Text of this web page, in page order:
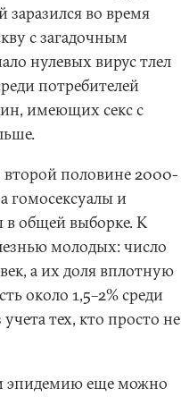
заразился во время
с загадочным
нулевых вирус тлел
потребителей
имеющих секс с
второй половине 2000-
гомосексуалы и
в общей выборке. К
молодых: число
а их доля вплотную
около 1,5–2% среди
тех, кто просто не
эпидемию еще можно